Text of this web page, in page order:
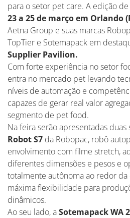
para o setor pet care. A edição de
23 a 25 de março em Orlando
Aetna Group e suas marcas
TopTier e Sotemapack em
Supplier Pavilion.
Com forte experiência no setor
entra no mercado pet levando
níveis de automação e
capazes de gerar real valor
segmento de pet food.
Na feira serão apresentadas
Robot S7 da Robopac, robô
envolvimento com filme stretch,
diferentes dimensões e pesos e
totalmente autônoma ao redor da
máxima flexibilidade para
dinâmicos.
Ao seu lado, aSotemapack WA